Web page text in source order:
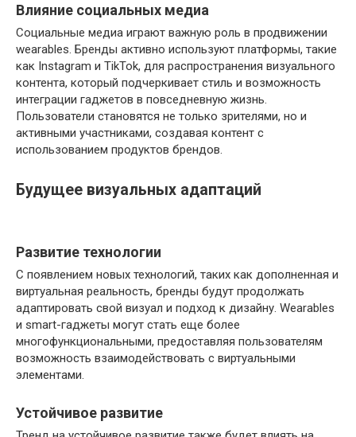
Влияние социальных медиа
Социальные медиа играют важную роль в продвижении
wearables. Бренды активно используют платформы, такие
как Instagram и TikTok, для распространения визуального
контента, который подчеркивает стиль и возможность
интеграции гаджетов в повседневную жизнь.
Пользователи становятся не только зрителями, но и
активными участниками, создавая контент с
использованием продуктов брендов.
Будущее визуальных адаптаций
Развитие технологии
С появлением новых технологий, таких как дополненная и
виртуальная реальность, бренды будут продолжать
адаптировать свой визуал и подход к дизайну. Wearables
и smart-гаджеты могут стать еще более
многофункциональными, предоставляя пользователям
возможность взаимодействовать с виртуальными
элементами.
Устойчивое развитие